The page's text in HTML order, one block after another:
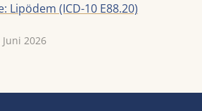
Lipödem (ICD-10 E88.20)
2026